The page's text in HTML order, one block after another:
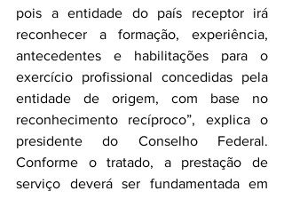
pois a entidade do país receptor irá
reconhecer a formação, experiência,
antecedentes e habilitações para o
exercício profissional concedidas pela
entidade de origem, com base no
reconhecimento recíproco”, explica o
presidente do Conselho Federal.
Conforme o tratado, a prestação de
serviço deverá ser fundamentada em